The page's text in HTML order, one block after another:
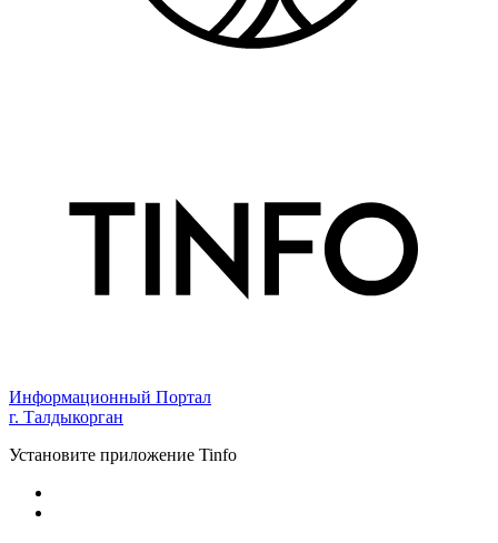
Информационный Портал
г. Талдыкорган
Установите приложение Tinfo